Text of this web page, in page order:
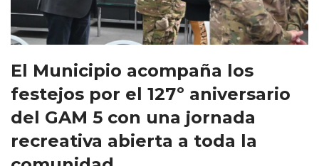
El Municipio acompaña los
festejos por el 127º aniversario
del GAM 5 con una jornada
recreativa abierta a toda la